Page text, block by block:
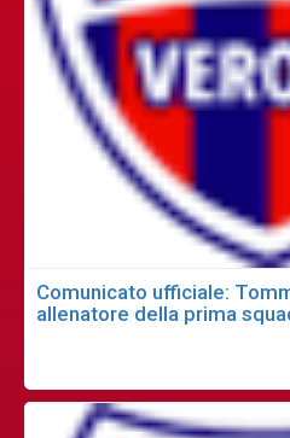
Comunicato ufficiale:
allenatore della prima